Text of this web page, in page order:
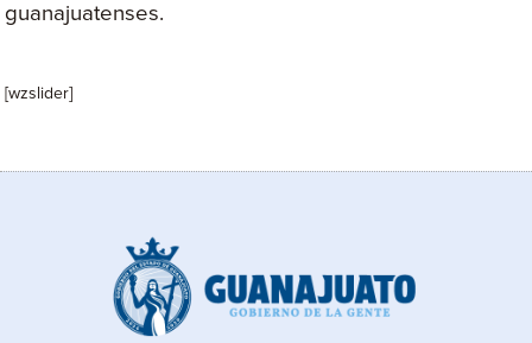
guanajuatenses.
[wzslider]